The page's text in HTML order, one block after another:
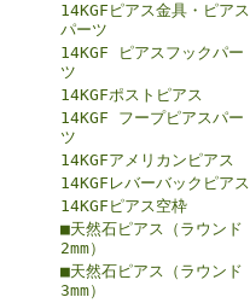
14KGFピアス金具・ピアス
パーツ
14KGF ピアスフックパー
ツ
14KGFポストピアス
14KGF フープピアスパー
ツ
14KGFアメリカンピアス
14KGFレバーバックピアス
14KGFピアス空枠
■天然石ピアス（ラウンド
2mm）
■天然石ピアス（ラウンド
3mm）